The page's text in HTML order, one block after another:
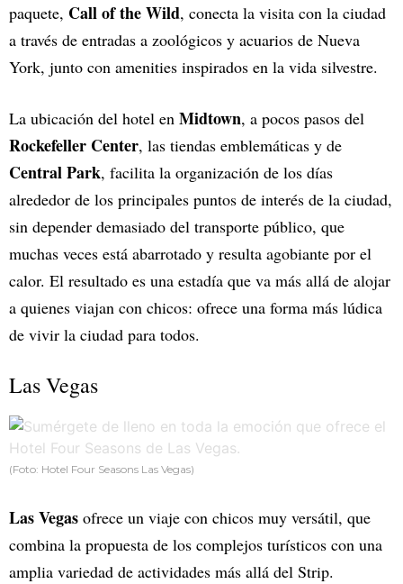
paquete, Call of the Wild, conecta la visita con la ciudad
a través de entradas a zoológicos y acuarios de Nueva
York, junto con amenities inspirados en la vida silvestre.
La ubicación del hotel en Midtown, a pocos pasos del
Rockefeller Center, las tiendas emblemáticas y de
Central Park, facilita la organización de los días
alrededor de los principales puntos de interés de la ciudad,
sin depender demasiado del transporte público, que
muchas veces está abarrotado y resulta agobiante por el
calor. El resultado es una estadía que va más allá de alojar
a quienes viajan con chicos: ofrece una forma más lúdica
de vivir la ciudad para todos.
Las Vegas
(Foto: Hotel Four Seasons Las Vegas)
Las Vegas ofrece un viaje con chicos muy versátil, que
combina la propuesta de los complejos turísticos con una
amplia variedad de actividades más allá del Strip.